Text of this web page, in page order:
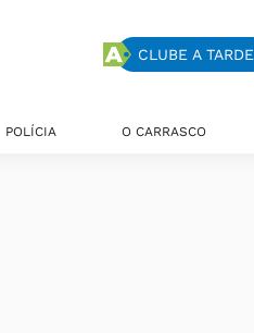
CLUBE A TARDE
POLÍCIA O CARRASCO